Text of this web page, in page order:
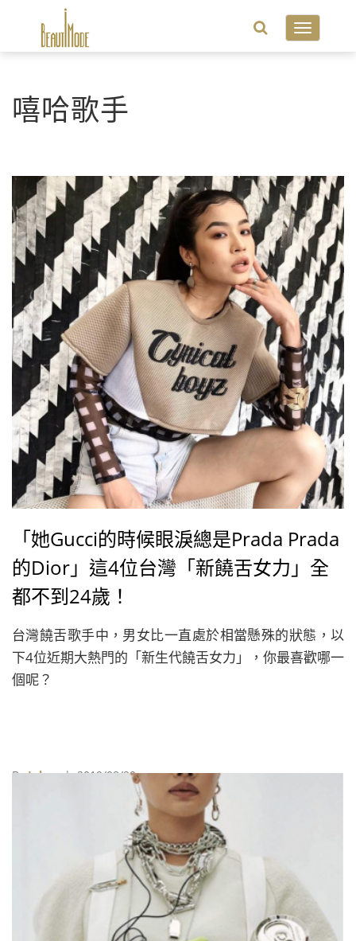
Toggle
嘻哈歌手
「她Gucci的時候眼淚總是Prada Prada
的Dior」這4位台灣「新饒舌女力」全
都不到24歲！
台灣饒舌歌手中，男女比一直處於相當懸殊的狀態，以
下4位近期大熱門的「新生代饒舌女力」，你最喜歡哪一
個呢？
ByJuksy| 2019/08/20